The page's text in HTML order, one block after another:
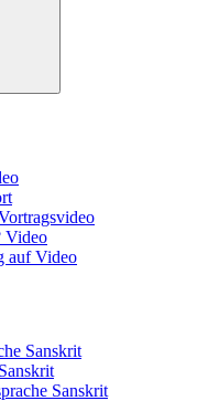
Video
auf Video
Sanskrit
Sanskrit